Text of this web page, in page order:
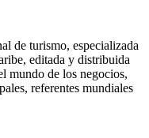
de turismo, especializada
editada y distribuida
mundo de los negocios,
referentes mundiales